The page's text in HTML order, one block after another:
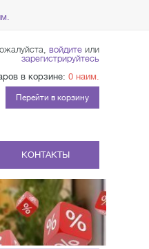
войдите или
зарегистрируйтесь
в корзине: 0 наим.
Перейти в корзину
КОНТАКТЫ